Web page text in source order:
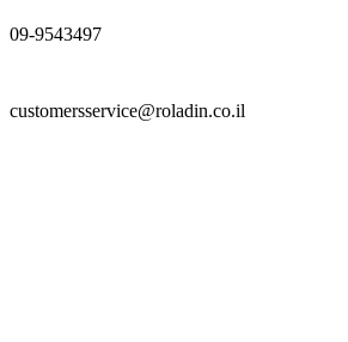
09-9543497
customersservice@roladin.co.il